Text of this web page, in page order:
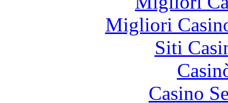
Migliori
Siti
Casino